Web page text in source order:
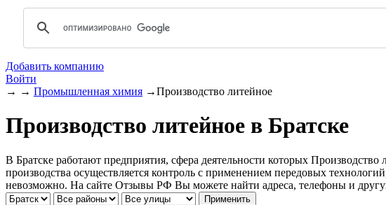
Добавить компанию
Войти
→ → Промышленная химия →Производство литейное
Производство литейное в Братске
В Братске работают предприятия, сфера деятельности которых
производства осуществляется контроль с применением передовых
невозможно. На сайте Отзывы РФ Вы можете найти адреса, телефоны и